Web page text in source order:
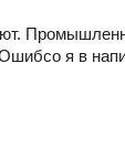
я в